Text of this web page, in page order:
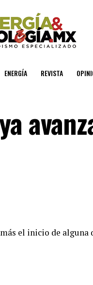
ENERGÍA REVISTA
el inicio de alguna